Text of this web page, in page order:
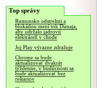
Top správy
Rumunsko odstrelmi a
blokádou mení tok Dunaja,
aby udržalo jadrovú
elektráreň v chode
Joj Play výrazne zdražuje
Chrome sa bude
aktualizovať dvakrát
týždenne, v budúcnosti sa
bude aktualizovať bez
reštartov